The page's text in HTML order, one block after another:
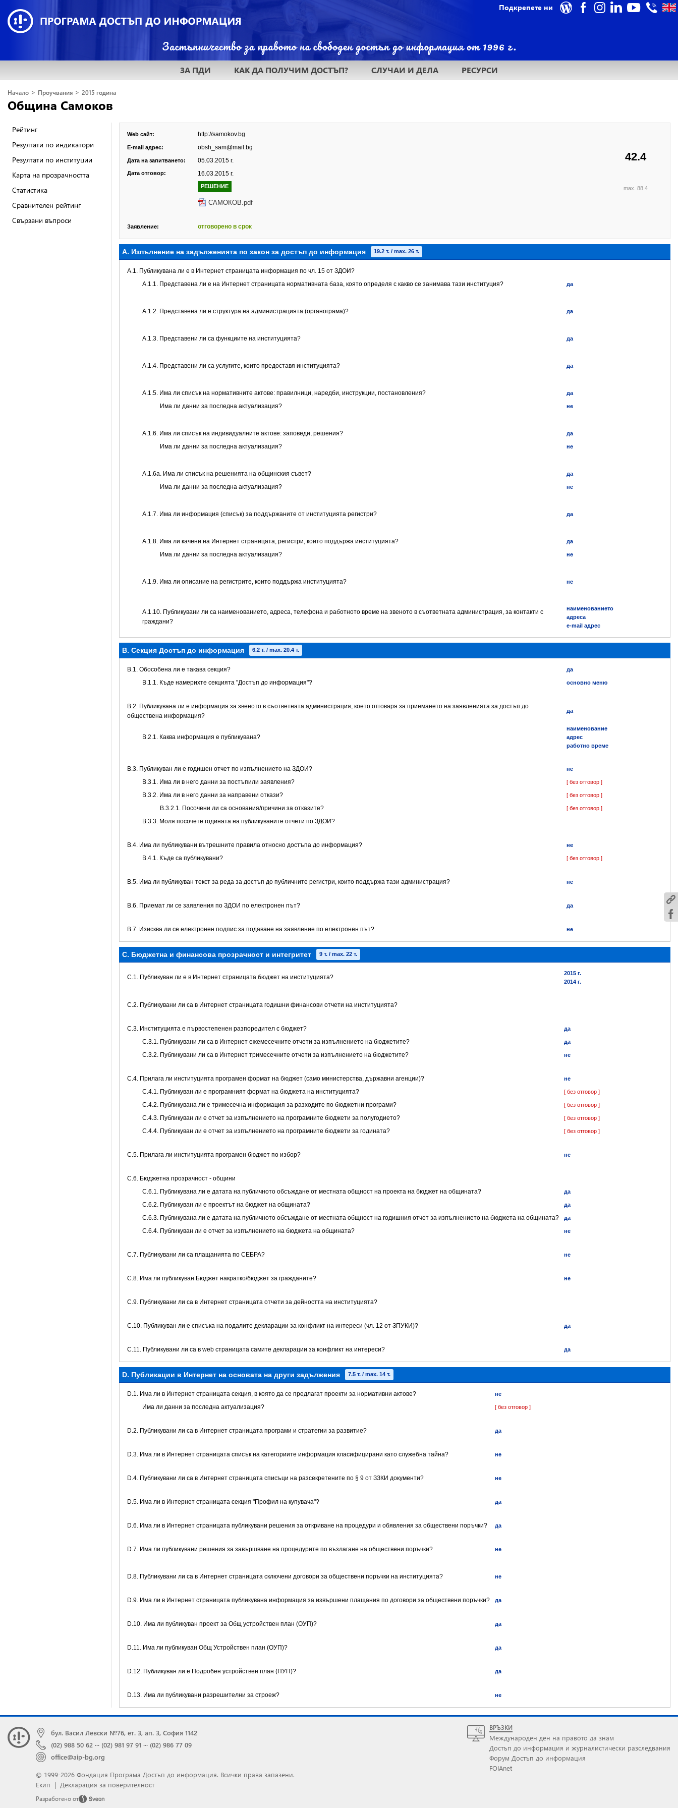
Подкрепете ни
ЗА ПДИ КАК ДА ПОЛУЧИМ ДОСТЪП? СЛУЧАИ И ДЕЛА РЕСУРСИ
Начало > Проучвания > 2015 година
Община Самоков
Рейтинг
Резултати по индикатори
Резултати по институции
Карта на прозрачността
Статистика
Сравнителен рейтинг
Свързани въпроси
42.4
max. 88.4
Web сайт: http://samokov.bg
E-mail адрес: obsh_sam@mail.bg
Дата на запитването: 05.03.2015 г.
Дата отговор: 16.03.2015 г.
РЕШЕНИЕ
САМОКОВ.pdf
Заявление: отговорено в срок
А. Изпълнение на задълженията по закон за достъп до информация 19.2 т. / max. 26 т.
A.1. Публикувана ли е в Интернет страницата информация по чл. 15 от ЗДОИ?
A.1.1. Представена ли е на Интернет страницата нормативната база, която определя с какво се занимава тази институция?
да
A.1.2. Представена ли е структура на администрацията (органограма)? да
А.1.3. Представени ли са функциите на институцията? да
А.1.4. Представени ли са услугите, които предоставя институцията? да
А.1.5. Има ли списък на нормативните актове: правилници, наредби, инструкции, постановления? да
Има ли данни за последна актуализация? не
А.1.6. Има ли списък на индивидуалните актове: заповеди, решения? да
Има ли данни за последна актуализация? не
А.1.6а. Има ли списък на решенията на общинския съвет? да
Има ли данни за последна актуализация? не
А.1.7. Има ли информация (списък) за поддържаните от институцията регистри? да
А.1.8. Има ли качени на Интернет страницата, регистри, които поддържа институцията? да
Има ли данни за последна актуализация? не
А.1.9. Има ли описание на регистрите, които поддържа институцията? не
А.1.10. Публикувани ли са наименованието, адреса, телефона и работното време на звеното в съответната администрация, за контакти с
граждани?
наименованието
адреса
e-mail адрес
B. Секция Достъп до информация 6.2 т. / max. 20.4 т.
В.1. Обособена ли е такава секция? да
В.1.1. Къде намерихте секцията "Достъп до информация"? основно меню
В.2. Публикувана ли е информация за звеното в съответната администрация, което отговаря за приемането на заявленията за достъп до
обществена информация?
да
B.2.1. Каква информация е публикувана?
наименование
адрес
работно време
В.3. Публикуван ли е годишен отчет по изпълнението на ЗДОИ? не
В.3.1. Има ли в него данни за постъпили заявления? [ без отговор ]
В.3.2. Има ли в него данни за направени откази? [ без отговор ]
В.3.2.1. Посочени ли са основания/причини за отказите? [ без отговор ]
В.3.3. Моля посочете годината на публикуваните отчети по ЗДОИ?
В.4. Има ли публикувани вътрешните правила относно достъпа до информация? не
В.4.1. Къде са публикувани? [ без отговор ]
В.5. Има ли публикуван текст за реда за достъп до публичните регистри, които поддържа тази администрация? не
В.6. Приемат ли се заявления по ЗДОИ по електронен път? да
В.7. Изисква ли се електронен подпис за подаване на заявление по електронен път? не
C. Бюджетна и финансова прозрачност и интегритет 9 т. / max. 22 т.
C.1. Публикуван ли е в Интернет страницата бюджет на институцията?
2015 г.
2014 г.
C.2. Публикувани ли са в Интернет страницата годишни финансови отчети на институцията?
C.3. Институцията е първостепенен разпоредител с бюджет? да
С.3.1. Публикувани ли са в Интернет ежемесечните отчети за изпълнението на бюджетите? да
С.3.2. Публикувани ли са в Интернет тримесечните отчети за изпълнението на бюджетите? не
С.4. Прилага ли институцията програмен формат на бюджет (само министерства, държавни агенции)? не
С.4.1. Публикуван ли е програмният формат на бюджета на институцията? [ без отговор ]
С.4.2. Публикувана ли е тримесечна информация за разходите по бюджетни програми? [ без отговор ]
С.4.3. Публикуван ли е отчет за изпълнението на програмните бюджети за полугодието? [ без отговор ]
С.4.4. Публикуван ли е отчет за изпълнението на програмните бюджети за годината? [ без отговор ]
С.5. Прилага ли институцията програмен бюджет по избор? не
C.6. Бюджетна прозрачност - общини
С.6.1. Публикувана ли е датата на публичното обсъждане от местната общност на проекта на бюджет на общината?
да
С.6.2. Публикуван ли е проектът на бюджет на общината? да
С.6.3. Публикувана ли е датата на публичното обсъждане от местната общност на годишния отчет за изпълнението на бюджета на общината? да
С.6.4. Публикуван ли е отчет за изпълнението на бюджета на общината? не
С.7. Публикувани ли са плащанията по СЕБРА? не
С.8. Има ли публикуван Бюджет накратко/бюджет за гражданите? не
C.9. Публикувани ли са в Интернет страницата отчети за дейността на институцията?
C.10. Публикуван ли е списъка на подалите декларации за конфликт на интереси (чл. 12 от ЗПУКИ)? да
C.11. Публикувани ли са в web страницата самите декларации за конфликт на интереси? да
D. Публикации в Интернет на основата на други задължения 7.5 т. / max. 14 т.
D.1. Има ли в Интернет страницата секция, в която да се предлагат проекти за нормативни актове? не
Има ли данни за последна актуализация? [ без отговор ]
D.2. Публикувани ли са в Интернет страницата програми и стратегии за развитие? да
D.3. Има ли в Интернет страницата списък на категориите информация класифицирани като служебна тайна? не
D.4. Публикувани ли са в Интернет страницата списъци на разсекретените по § 9 от ЗЗКИ документи? не
D.5. Има ли в Интернет страницата секция "Профил на купувача"? да
D.6. Има ли в Интернет страницата публикувани решения за откриване на процедури и обявления за обществени поръчки? да
D.7. Има ли публикувани решения за завършване на процедурите по възлагане на обществени поръчки? не
D.8. Публикувани ли са в Интернет страницата сключени договори за обществени поръчки на институцията? не
D.9. Има ли в Интернет страницата публикувана информация за извършени плащания по договори за обществени поръчки? да
D.10. Има ли публикуван проект за Общ устройствен план (ОУП)? да
D.11. Има ли публикуван Общ Устройствен план (ОУП)? да
D.12. Публикуван ли е Подробен устройствен план (ПУП)? да
D.13. Има ли публикувани разрешителни за строеж? не
бул. Васил Левски №76, ет. 3, ап. 3, София 1142
(02) 988 50 62 ··· (02) 981 97 91 ··· (02) 986 77 09
office@aip-bg.org
© 1999-2026 Фондация Програма Достъп до информация. Всички права запазени.
Екип | Декларация за поверителност
ВРЪЗКИ
Международен ден на правото да знам
Достъп до информация и журналистически разследвания
Форум Достъп до информация
FOIAnet
Разработено от